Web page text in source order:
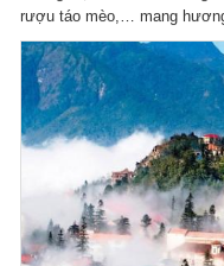
rượu táo mèo,… mang